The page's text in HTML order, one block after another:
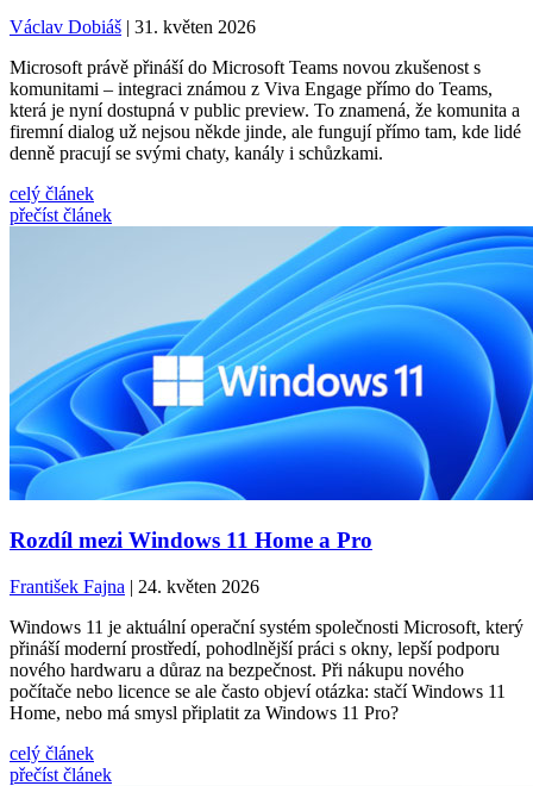
Václav Dobiáš | 31. květen 2026
Microsoft právě přináší do Microsoft Teams novou zkušenost s
komunitami – integraci známou z Viva Engage přímo do Teams,
která je nyní dostupná v public preview. To znamená, že komunita a
firemní dialog už nejsou někde jinde, ale fungují přímo tam, kde lidé
denně pracují se svými chaty, kanály i schůzkami.
celý článek
přečíst článek
Rozdíl mezi Windows 11 Home a Pro
František Fajna | 24. květen 2026
Windows 11 je aktuální operační systém společnosti Microsoft, který
přináší moderní prostředí, pohodlnější práci s okny, lepší podporu
nového hardwaru a důraz na bezpečnost. Při nákupu nového
počítače nebo licence se ale často objeví otázka: stačí Windows 11
Home, nebo má smysl připlatit za Windows 11 Pro?
celý článek
přečíst článek